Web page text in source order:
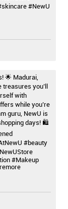
🌟 Madurai,
you’ll
with
while you’re
guru, NewU is
days! 🛍️
#Makeup
of freedom!
on your
20% OFF
makeup
is about to get a
now & let your